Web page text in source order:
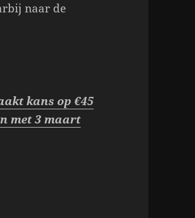
naar de
kans op €45
met 3 maart